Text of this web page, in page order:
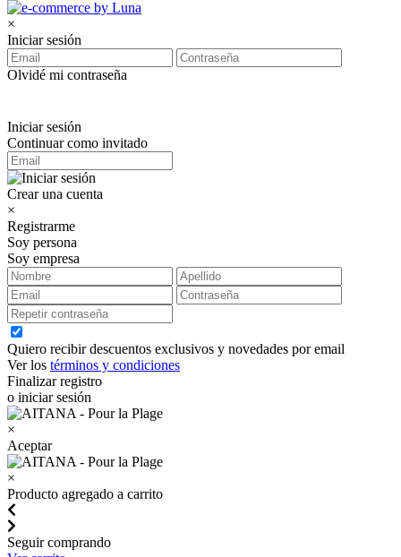
×
Iniciar sesión
Olvidé mi contraseña
Iniciar sesión
Continuar como invitado
Crear una cuenta
×
Registrarme
Soy persona
Soy empresa
Quiero recibir descuentos exclusivos y novedades por email
Ver los términos y condiciones
Finalizar registro
o iniciar sesión
×
Aceptar
×
Producto agregado a carrito
Seguir comprando